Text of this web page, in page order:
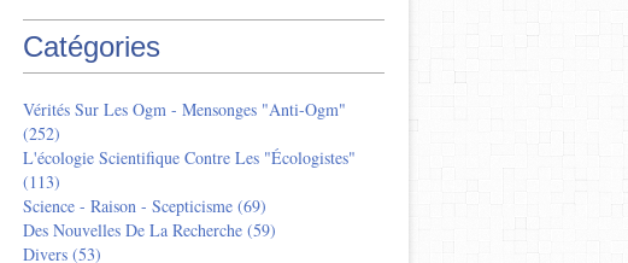
Catégories
Vérités Sur Les Ogm - Mensonges "anti-Ogm"
(252)
L'écologie Scientifique Contre Les "écologistes"
(113)
Science - Raison - Scepticisme (69)
Des Nouvelles De La Recherche (59)
Divers (53)